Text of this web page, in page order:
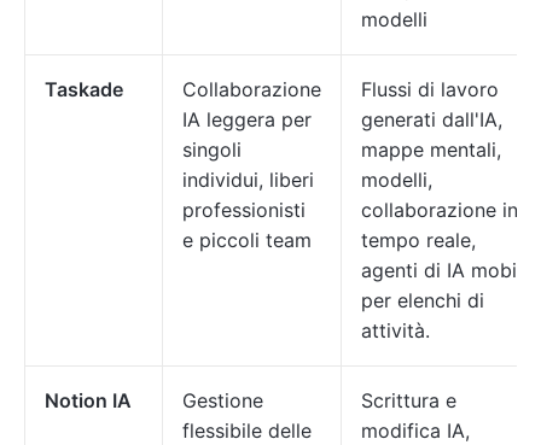
modelli
Taskade
Collaborazione
IA leggera per
singoli
individui, liberi
professionisti
e piccoli team
Flussi di lavoro
generati dall'IA,
mappe mentali,
modelli,
collaborazione in
tempo reale,
agenti di IA mobili
per elenchi di
attività.
Notion IA
Gestione
flessibile delle
Scrittura e
modifica IA,